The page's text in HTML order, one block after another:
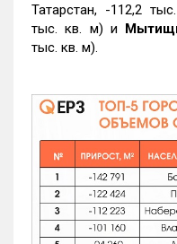
Татарстан, -112,2
тыс. кв. м) и
тыс. кв. м).